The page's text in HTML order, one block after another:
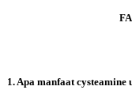
1. Apa manfaat cysteamine